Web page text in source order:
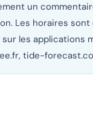
un
Les horaires sont
les applications
tide-